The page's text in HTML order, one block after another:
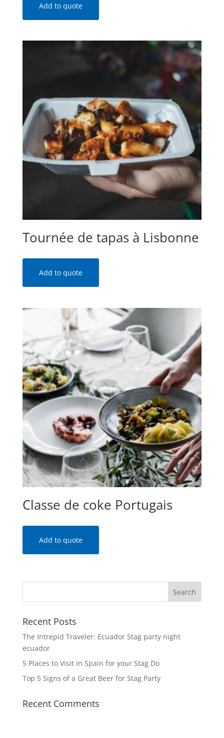
Add to quote
Tournée de tapas à Lisbonne
Add to quote
Classe de coke Portugais
Add to quote
Recent Posts
The Intrepid Traveler: Ecuador Stag party night
ecuador
5 Places to Visit in Spain for your Stag Do
Top 5 Signs of a Great Beer for Stag Party
Recent Comments